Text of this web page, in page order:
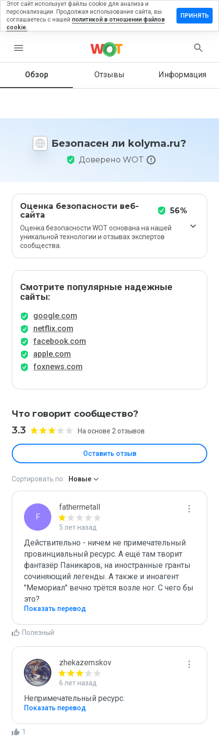
menu
Обзор Отзывы Информация
Безопасен ли kolyma.ru?
Доверено WOT
Оценка безопасности веб-
сайта
56%
Оценка безопасности WOT основана на нашей
уникальной технологии и отзывах экспертов
сообщества.
Смотрите популярные надежные
сайты:
google.com
netflix.com
facebook.com
apple.com
foxnews.com
Что говорит сообщество?
3.3 На основе 2 отзывов
Оставить отзыв
на
Как бы
этот
1 до 5?
Сортировать по: Новые
F
fathermetall
5 лет назад
Действительно - ничем не примечательный
провинциальный ресурс. А ещё там творит
фантазёр Паникаров, на иностранные гранты
сочиняющий легенды. А также и иноагент
"Мемориал" вечно трётся возле ног. С чего бы
это?
Показать перевод
Полезный
zhekazemskov
6 лет назад
Непримечательный ресурс.
Показать перевод
1
Этот сайт использует файлы cookie для анализа и
персонализации. Продолжая использование сайта, вы
соглашаетесь с нашей политикой в отношении файлов
cookie.
ПРИНЯТЬ